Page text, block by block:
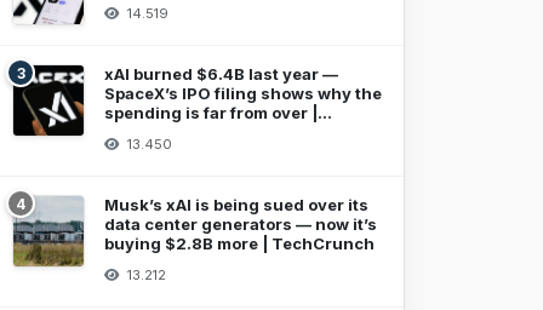
14.519
3
xAI burned $6.4B last year —
SpaceX’s IPO filing shows why the
spending is far from over |
13.450
4
Musk’s xAI is being sued over its
data center generators — now it’s
buying $2.8B more | TechCrunch
13.212